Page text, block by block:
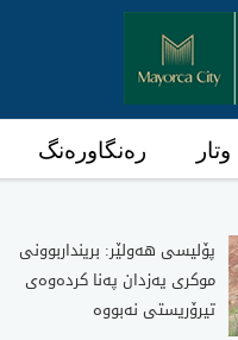
وتار رەنگاورەنگ
پۆلیسی هەولێر: برینداربوونی
موکری یەزدان پەنا کردەوەی
تیرۆریستی نەبووە